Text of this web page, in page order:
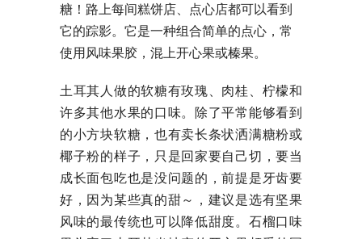
糖！路上每间糕饼店、点心店都可以看到
它的踪影。它是一种组合简单的点心，常
使用风味果胶，混上开心果或榛果。
土耳其人做的软糖有玫瑰、肉桂、柠檬和
许多其他水果的口味。除了平常能够看到
的小方块软糖，也有卖长条状洒满糖粉或
椰子粉的样子，只是回家要自己切，要当
成长面包吃也是没问题的，前提是牙齿要
好，因为某些真的甜～，建议是选有坚果
风味的最传统也可以降低甜度。石榴口味